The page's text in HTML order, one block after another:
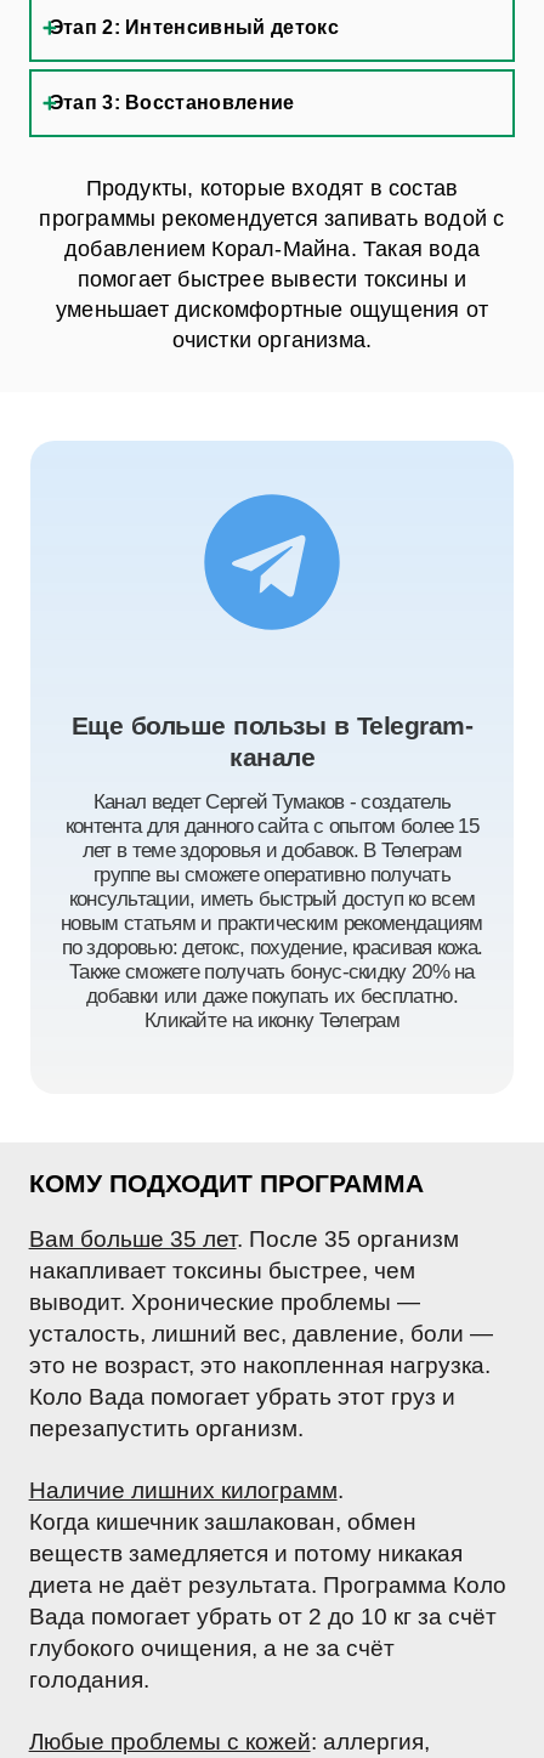
Этап 2: Интенсивный детокс
Этап 3: Восстановление
Продукты, которые входят в состав
программы рекомендуется запивать водой с
добавлением Корал-Майна. Такая вода
помогает быстрее вывести токсины и
уменьшает дискомфортные ощущения от
очистки организма.
Еще больше пользы в Telegram-
канале
Канал ведет Сергей Тумаков - создатель
контента для данного сайта с опытом более 15
лет в теме здоровья и добавок. В Телеграм
группе вы сможете оперативно получать
консультации, иметь быстрый доступ ко всем
новым статьям и практическим рекомендациям
по здоровью: детокс, похудение, красивая кожа.
Также сможете получать бонус-скидку 20% на
добавки или даже покупать их бесплатно.
Кликайте на иконку Телеграм
КОМУ ПОДХОДИТ ПРОГРАММА
Вам больше 35 лет. После 35 организм
накапливает токсины быстрее, чем
выводит. Хронические проблемы —
усталость, лишний вес, давление, боли —
это не возраст, это накопленная нагрузка.
Коло Вада помогает убрать этот груз и
перезапустить организм.
Наличие лишних килограмм.
Когда кишечник зашлакован, обмен
веществ замедляется и потому никакая
диета не даёт результата. Программа Коло
Вада помогает убрать от 2 до 10 кг за счёт
глубокого очищения, а не за счёт
голодания.
Любые проблемы с кожей: аллергия,